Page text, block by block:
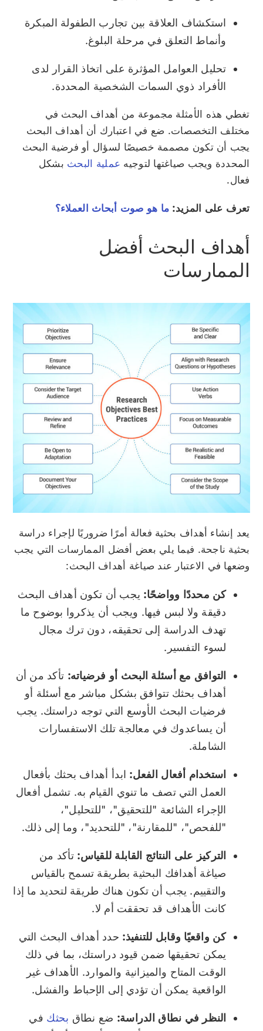
استكشاف العلاقة بين تجارب الطفولة المبكرة
وأنماط التعلق في مرحلة البلوغ.
تحليل العوامل المؤثرة على اتخاذ القرار لدى
الأفراد ذوي السمات الشخصية المحددة.
تغطي هذه الأمثلة مجموعة من أهداف البحث في
مختلف التخصصات. ضع في اعتبارك أن أهداف البحث
يجب أن تكون مصممة خصيصًا لسؤال أو فرضية البحث
المحددة ويجب صياغتها لتوجيه عملية البحث بشكل
فعال.
تعرف على المزيد: ما هو صوت أبحاث العملاء؟
أهداف البحث أفضل
الممارسات
يعد إنشاء أهداف بحثية فعالة أمرًا ضروريًا لإجراء دراسة
بحثية ناجحة. فيما يلي بعض أفضل الممارسات التي يجب
وضعها في الاعتبار عند صياغة أهداف البحث:
كن محددًا وواضحًا: يجب أن تكون أهداف البحث
دقيقة ولا لبس فيها. ويجب أن يذكروا بوضوح ما
تهدف الدراسة إلى تحقيقه، دون ترك مجال
لسوء التفسير.
التوافق مع أسئلة البحث أو فرضياته: تأكد من أن
أهداف بحثك تتوافق بشكل مباشر مع أسئلة أو
فرضيات البحث الأوسع التي توجه دراستك. يجب
أن يساعدوك في معالجة تلك الاستفسارات
الشاملة.
استخدام أفعال الفعل: ابدأ أهداف بحثك بأفعال
العمل التي تصف ما تنوي القيام به. تشمل أفعال
الإجراء الشائعة "للتحقيق"، "للتحليل"،
"للفحص"، "للمقارنة"، "للتحديد"، وما إلى ذلك.
التركيز على النتائج القابلة للقياس: تأكد من
صياغة أهدافك البحثية بطريقة تسمح بالقياس
والتقييم. يجب أن تكون هناك طريقة لتحديد ما إذا
كانت الأهداف قد تحققت أم لا.
كن واقعيًا وقابل للتنفيذ: حدد أهداف البحث التي
يمكن تحقيقها ضمن قيود دراستك، بما في ذلك
الوقت المتاح والميزانية والموارد. الأهداف غير
الواقعية يمكن أن تؤدي إلى الإحباط والفشل.
النظر في نطاق الدراسة: ضع نطاق بحثك في